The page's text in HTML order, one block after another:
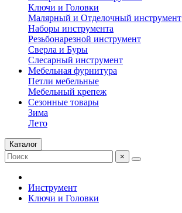
Ключи и Головки
Малярный и Отделочный инструмент
Наборы инструмента
Резьбонарезной инструмент
Сверла и Буры
Слесарный инструмент
Мебельная фурнитура
Петли мебельные
Мебельный крепеж
Сезонные товары
Зима
Лето
Каталог
×
Инструмент
Ключи и Головки